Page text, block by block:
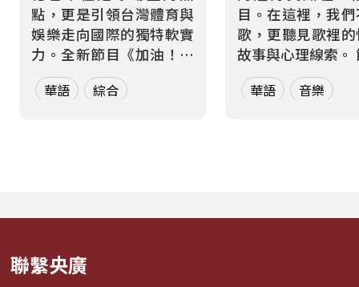
點，更是引領台灣體育與
娛樂走向國際的獨特軟實
力。全新節目《加油！熱
血應援站》，由香港藝人
張啟樂與影視運動產業專
啦啦隊...
華語 綜合
目。在這裡，我
歌，更聽見歌裡
故事與心理線索。 節目從
心理學的角度出
聽眾探索音樂如
舞、想流淚...
華語 音樂
聯繫央廣